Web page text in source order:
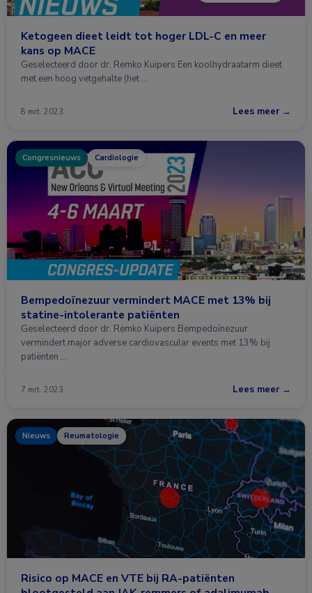
Ketogeen dieet leidt tot hoger LDL-C en meer
kans op MACE
Geselecteerd door dr. Remko Kuipers Een koolhydraatarm dieet
met een hoog vetgehalte (het …
8 mrt. 2023 Lees meer →
Congresnieuws Cardiologie
Bempedoïnezuur vermindert MACE met 13% bij
statine-intolerante patiënten
Geselecteerd door dr. Remko Kuipers Bempedoïnezuur
vermindert major adverse cardiovascular events met 13% bij
patiënten …
7 mrt. 2023 Lees meer →
Nieuws Reumatologie
Risico op MACE en VTE bij RA-patiënten